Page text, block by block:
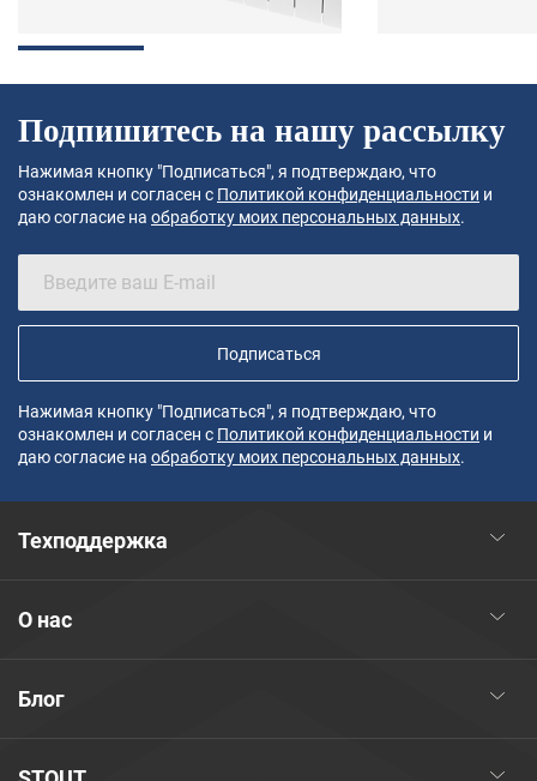
Подпишитесь на нашу рассылку
Нажимая кнопку "Подписаться", я подтверждаю, что
ознакомлен и согласен с Политикой конфиденциальности и
даю согласие на обработку моих персональных данных.
Подписаться
Нажимая кнопку "Подписаться", я подтверждаю, что
ознакомлен и согласен с Политикой конфиденциальности и
даю согласие на обработку моих персональных данных.
Блог
О нас
Техподдержка